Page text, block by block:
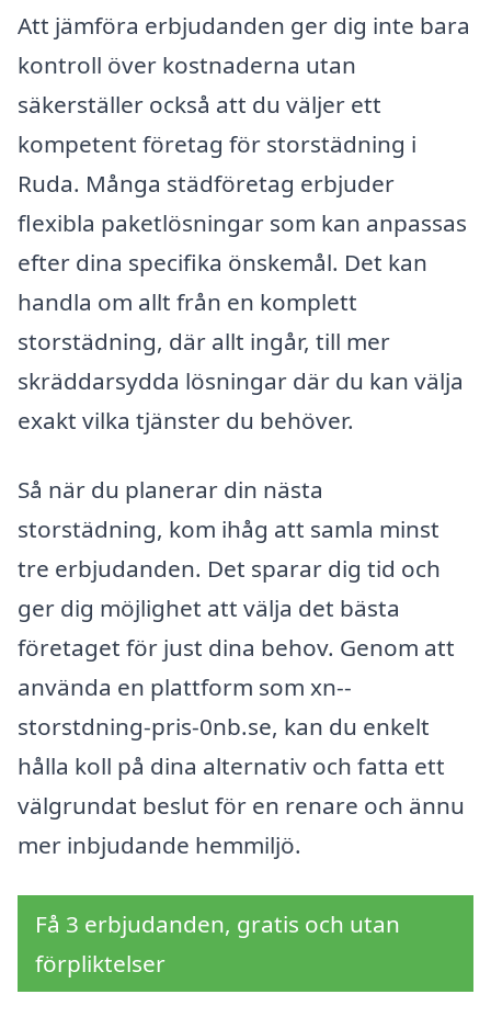
Att jämföra erbjudanden ger dig inte bara
kontroll över kostnaderna utan
säkerställer också att du väljer ett
kompetent företag för storstädning i
Ruda. Många städföretag erbjuder
flexibla paketlösningar som kan anpassas
efter dina specifika önskemål. Det kan
handla om allt från en komplett
storstädning, där allt ingår, till mer
skräddarsydda lösningar där du kan välja
exakt vilka tjänster du behöver.
Så när du planerar din nästa
storstädning, kom ihåg att samla minst
tre erbjudanden. Det sparar dig tid och
ger dig möjlighet att välja det bästa
företaget för just dina behov. Genom att
använda en plattform som xn--
storstdning-pris-0nb.se, kan du enkelt
hålla koll på dina alternativ och fatta ett
välgrundat beslut för en renare och ännu
mer inbjudande hemmiljö.
Få 3 erbjudanden, gratis och utan
förpliktelser